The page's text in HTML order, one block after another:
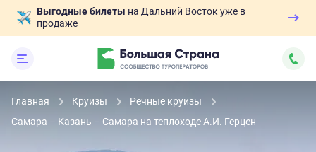
Выгодные билеты на Дальний Восток уже в
продаже
Главная Круизы
Речные круизы
Самара – Казань – Самара на теплоходе А.И. Герцен